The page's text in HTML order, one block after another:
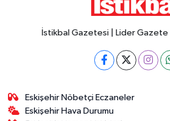
İstikbal Gazetesi | Lider Gazete
Eskişehir Nöbetçi Eczaneler
Eskişehir Hava Durumu